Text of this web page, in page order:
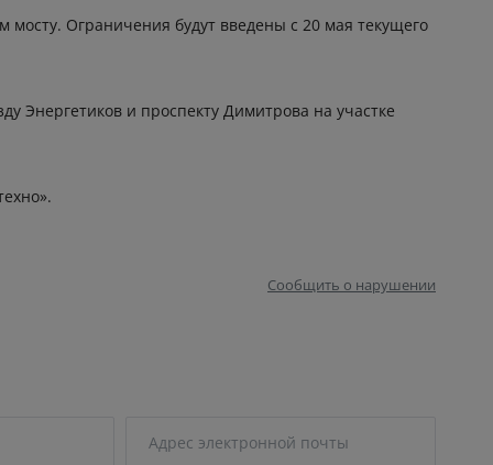
Ограничения будут введены с 20 мая текущего
Энергетиков и проспекту Димитрова на участке
Сообщить о нарушении